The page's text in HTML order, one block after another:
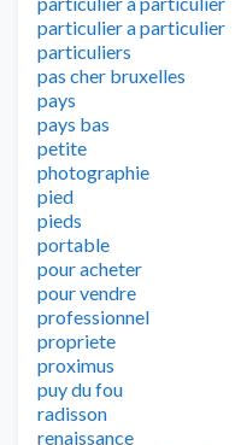
particulier a particulier
particuliers
pas cher bruxelles
pays
pays bas
petite
photographie
pied
pieds
portable
pour acheter
pour vendre
professionnel
propriete
proximus
puy du fou
radisson
renaissance